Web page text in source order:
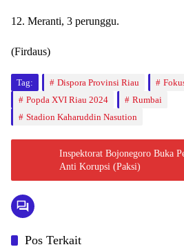
12. Meranti, 3 perunggu.
(Firdaus)
Tag: Dispora Provinsi Riau
Popda XVI Riau 2024
Rumbai
Stadion Kaharuddin Nasution
Inspektorat Bojonegoro Buka
Anti Korupsi (Paksi)
Pos Terkait